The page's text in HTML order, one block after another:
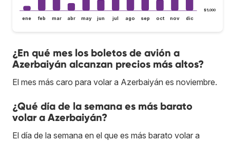
$5,000
ene feb mar abr may jun jul ago sep oct nov dic
¿En qué mes los boletos de avión a
Azerbaiyán alcanzan precios más altos?
El mes más caro para volar a Azerbaiyán es noviembre.
¿Qué día de la semana es más barato
volar a Azerbaiyán?
El día de la semana en el que es más barato volar a